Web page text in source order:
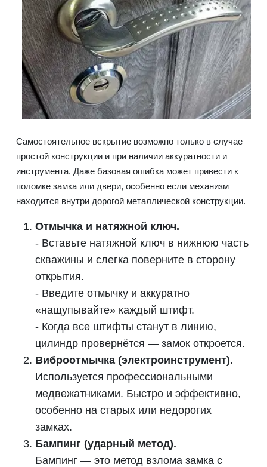
Самостоятельное вскрытие возможно только в случае
простой конструкции и при наличии аккуратности и
инструмента. Даже базовая ошибка может привести к
поломке замка или двери, особенно если механизм
находится внутри дорогой металлической конструкции.
Отмычка и натяжной ключ.
- Вставьте натяжной ключ в нижнюю часть
скважины и слегка поверните в сторону
открытия.
- Введите отмычку и аккуратно
«нащупывайте» каждый штифт.
- Когда все штифты станут в линию,
цилиндр провернётся — замок откроется.
Виброотмычка (электроинструмент).
Используется профессиональными
медвежатниками. Быстро и эффективно,
особенно на старых или недорогих
замках.
Бампинг (ударный метод).
Бампинг — это метод взлома замка с